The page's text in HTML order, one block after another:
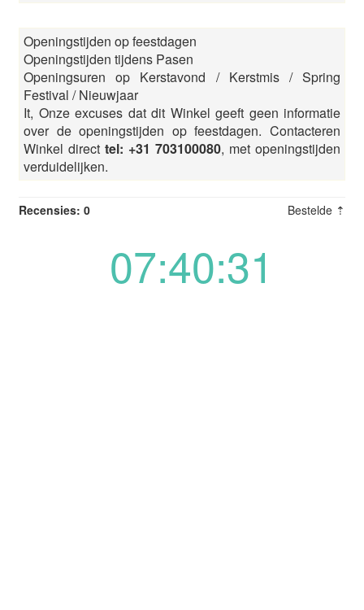
Openingstijden op feestdagen
Openingstijden tijdens Pasen
Openingsuren op Kerstavond / Kerstmis / Spring
Festival / Nieuwjaar
It, Onze excuses dat dit Winkel geeft geen informatie
over de openingstijden op feestdagen. Contacteren
Winkel direct tel: +31 703100080, met openingstijden
verduidelijken.
Recensies: 0 Bestelde ⇡
07:40:31